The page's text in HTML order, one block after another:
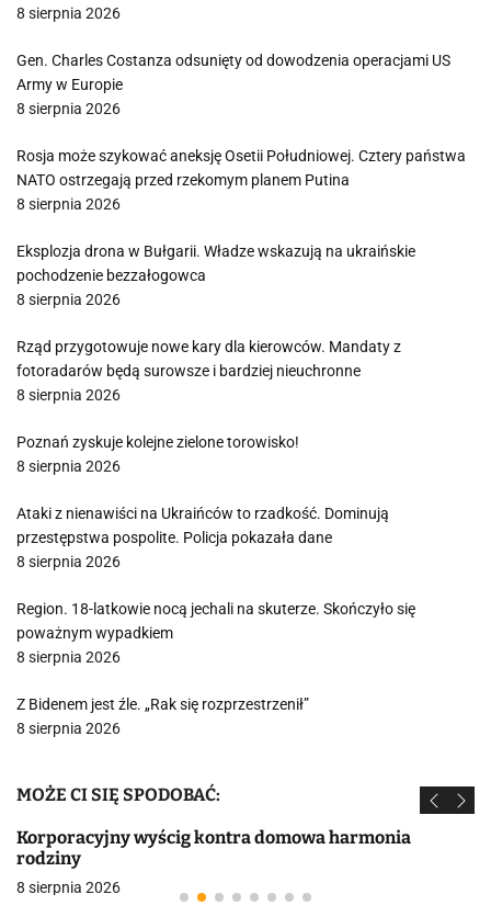
8 sierpnia 2026
Gen. Charles Costanza odsunięty od dowodzenia operacjami US
Army w Europie
8 sierpnia 2026
Rosja może szykować aneksję Osetii Południowej. Cztery państwa
NATO ostrzegają przed rzekomym planem Putina
8 sierpnia 2026
Eksplozja drona w Bułgarii. Władze wskazują na ukraińskie
pochodzenie bezzałogowca
8 sierpnia 2026
Rząd przygotowuje nowe kary dla kierowców. Mandaty z
fotoradarów będą surowsze i bardziej nieuchronne
8 sierpnia 2026
Poznań zyskuje kolejne zielone torowisko!
8 sierpnia 2026
Ataki z nienawiści na Ukraińców to rzadkość. Dominują
przestępstwa pospolite. Policja pokazała dane
8 sierpnia 2026
Region. 18-latkowie nocą jechali na skuterze. Skończyło się
poważnym wypadkiem
8 sierpnia 2026
Z Bidenem jest źle. „Rak się rozprzestrzenił”
8 sierpnia 2026
MOŻE CI SIĘ SPODOBAĆ:
Korporacyjny wyścig kontra domowa harmonia
rodziny
8 sierpnia 2026